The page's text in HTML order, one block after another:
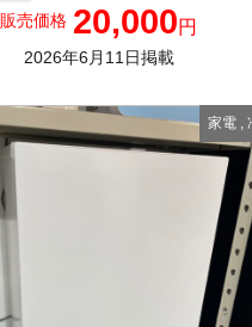
販売価格 20,000円
2026年6月11日掲載
家電,